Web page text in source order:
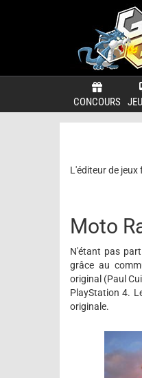
CONCOURS
L'éditeur de
Moto
N'étant pas
grâce au
original (Paul
PlayStation 4.
originale.